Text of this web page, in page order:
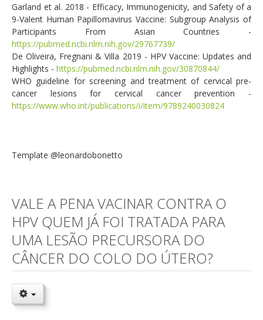
Garland et al. 2018 - Efficacy, Immunogenicity, and Safety of a
9-Valent Human Papillomavirus Vaccine: Subgroup Analysis of
Participants From Asian Countries -
https://pubmed.ncbi.nlm.nih.gov/29767739/
De Oliveira, Fregnani & Villa 2019 - HPV Vaccine: Updates and
Highlights - https://pubmed.ncbi.nlm.nih.gov/30870844/
WHO guideline for screening and treatment of cervical pre-
cancer lesions for cervical cancer prevention -
https://www.who.int/publications/i/item/9789240030824
Template @leonardobonetto
VALE A PENA VACINAR CONTRA O
HPV QUEM JÁ FOI TRATADA PARA
UMA LESÃO PRECURSORA DO
CÂNCER DO COLO DO ÚTERO?